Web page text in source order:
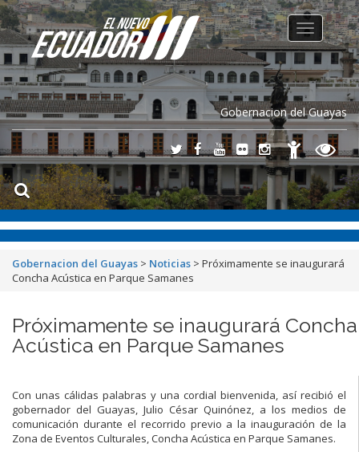
Gobernacion del Guayas
Toggle
navigation
Gobernacion del Guayas > Noticias > Próximamente se inaugurará
Concha Acústica en Parque Samanes
Próximamente se inaugurará Concha
Acústica en Parque Samanes
Con unas cálidas palabras y una cordial bienvenida, así recibió el
gobernador del Guayas, Julio César Quinónez, a los medios de
comunicación durante el recorrido previo a la inauguración de la
Zona de Eventos Culturales, Concha Acústica en Parque Samanes.